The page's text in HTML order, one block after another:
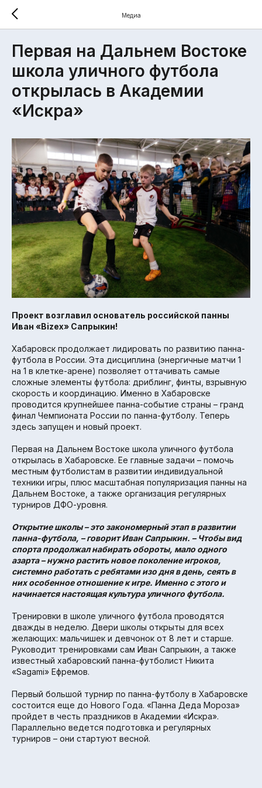
Медиа
Первая на Дальнем Востоке
школа уличного футбола
открылась в Академии
«Искра»
Проект возглавил основатель российской панны
Иван «Bizex» Сапрыкин!
Хабаровск продолжает лидировать по развитию панна-
футбола в России. Эта дисциплина (энергичные матчи 1
на 1 в клетке-арене) позволяет оттачивать самые
сложные элементы футбола: дриблинг, финты, взрывную
скорость и координацию. Именно в Хабаровске
проводится крупнейшее панна-событие страны – гранд
финал Чемпионата России по панна-футболу. Теперь
здесь запущен и новый проект.
Первая на Дальнем Востоке школа уличного футбола
открылась в Хабаровске. Ее главные задачи – помочь
местным футболистам в развитии индивидуальной
техники игры, плюс масштабная популяризация панны на
Дальнем Востоке, а также организация регулярных
турниров ДФО-уровня.
Открытие школы – это закономерный этап в развитии
панна-футбола, – говорит Иван Сапрыкин. – Чтобы вид
спорта продолжал набирать обороты, мало одного
азарта – нужно растить новое поколение игроков,
системно работать с ребятами изо дня в день, сеять в
них особенное отношение к игре. Именно с этого и
начинается настоящая культура уличного футбола.
Тренировки в школе уличного футбола проводятся
дважды в неделю. Двери школы открыты для всех
желающих: мальчишек и девчонок от 8 лет и старше.
Руководит тренировками сам Иван Сапрыкин, а также
известный хабаровский панна-футболист Никита
«Sagami» Ефремов.
Первый большой турнир по панна-футболу в Хабаровске
состоится еще до Нового Года. «Панна Деда Мороза»
пройдет в честь праздников в Академии «Искра».
Параллельно ведется подготовка и регулярных
турниров – они стартуют весной.